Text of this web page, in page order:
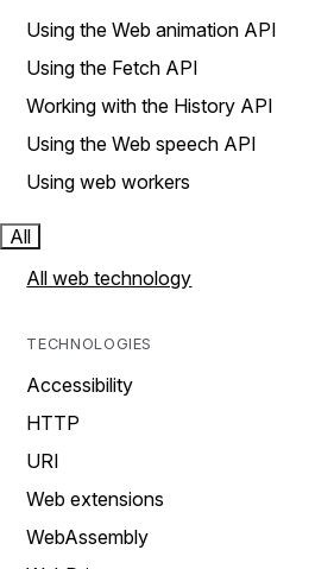
Using the Web animation API
Using the Fetch API
Working with the History API
Using the Web speech API
Using web workers
All
All web technology
TECHNOLOGIES
Accessibility
HTTP
URI
Web extensions
WebAssembly